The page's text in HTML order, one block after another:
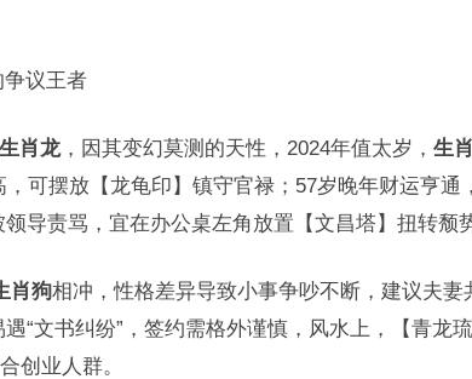
议王者
生肖龙，因其变幻莫测的天性，2024年值太岁， 生
可摆放【龙龟印】镇守官禄；57岁晚年财运亨通
导责骂，宜在办公桌左角放置【文昌塔】扭转颓
肖狗相冲，性格差异导致小事争吵不断，建议夫妻
“文书纠纷”，签约需格外谨慎，风水上，【青龙
创业人群。